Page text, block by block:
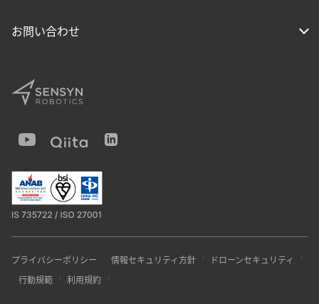
お問い合わせ
プライバシーポリシー 情報セキュリティ方針
ドローンセキュリティ
行動規範
利用規約